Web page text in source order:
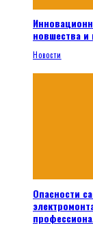
новшества и
Новости
Опасности